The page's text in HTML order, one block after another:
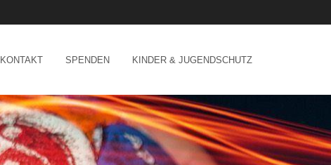
KONTAKT SPENDEN KINDER & JUGENDSCHUTZ